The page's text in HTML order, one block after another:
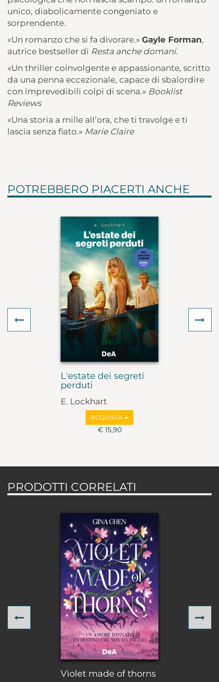
unico, diabolicamente congeniato e
sorprendente.
«Un romanzo che si fa divorare.» Gayle Forman,
autrice bestseller di Resta anche domani.
«Un thriller coinvolgente e appassionante, scritto
da una penna eccezionale, capace di sbalordire
con imprevedibili colpi di scena.» Booklist
Reviews
«Una storia a mille all’ora, che ti travolge e ti
lascia senza fiato.» Marie Claire
POTREBBERO PIACERTI ANCHE
L'estate dei segreti
perduti
E. Lockhart
ACQUISTA
€ 15,90
Previous
PRODOTTI CORRELATI
Violet made of thorns
Previous